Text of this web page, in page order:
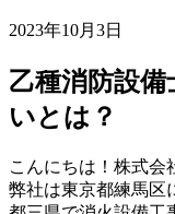
2023年10月3日
乙種消防設
いとは？
こんにちは！株式会
弊社は東京都練馬区